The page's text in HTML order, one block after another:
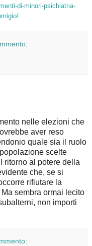
di-minori-psichiatria-
nelle elezioni che
aver reso
quale sia il ruolo
scelte
ritorno al potere della
che, se si
rifiutare la
sembra ormai lecito
non importi